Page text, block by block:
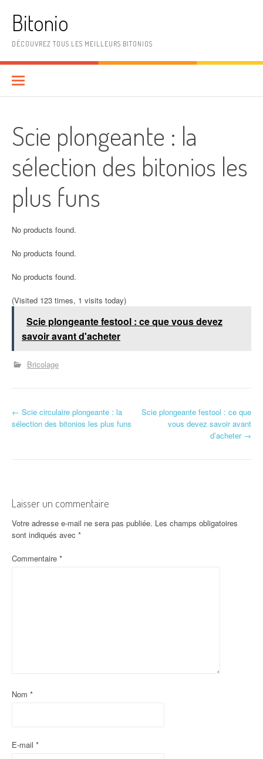
contenuBitonio
DÉCOUVREZ TOUS LES MEILLEURS BITONIOS
Scie plongeante : la
sélection des bitonios les
plus funs
No products found.
No products found.
No products found.
(Visited 123 times, 1 visits today)
Scie plongeante festool : ce que vous devez
savoir avant d'acheter
Bricolage
N
g
a
t
i
r
← Scie circulaire plongeante : la
sélection des bitonios les plus funs
Scie plongeante festool : ce que
vous devez savoir avant
d’acheter →
Laisser un commentaire
Votre adresse e-mail ne sera pas publiée. Les champs obligatoires
sont indiqués avec *
Commentaire *
Nom *
E-mail *